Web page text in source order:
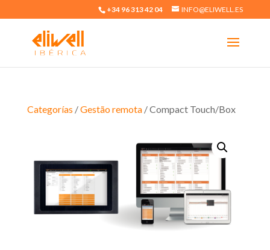
+34 96 313 42 04 INFO@ELIWELL.ES
Categorías /Gestão remota/ Compact Touch/Box